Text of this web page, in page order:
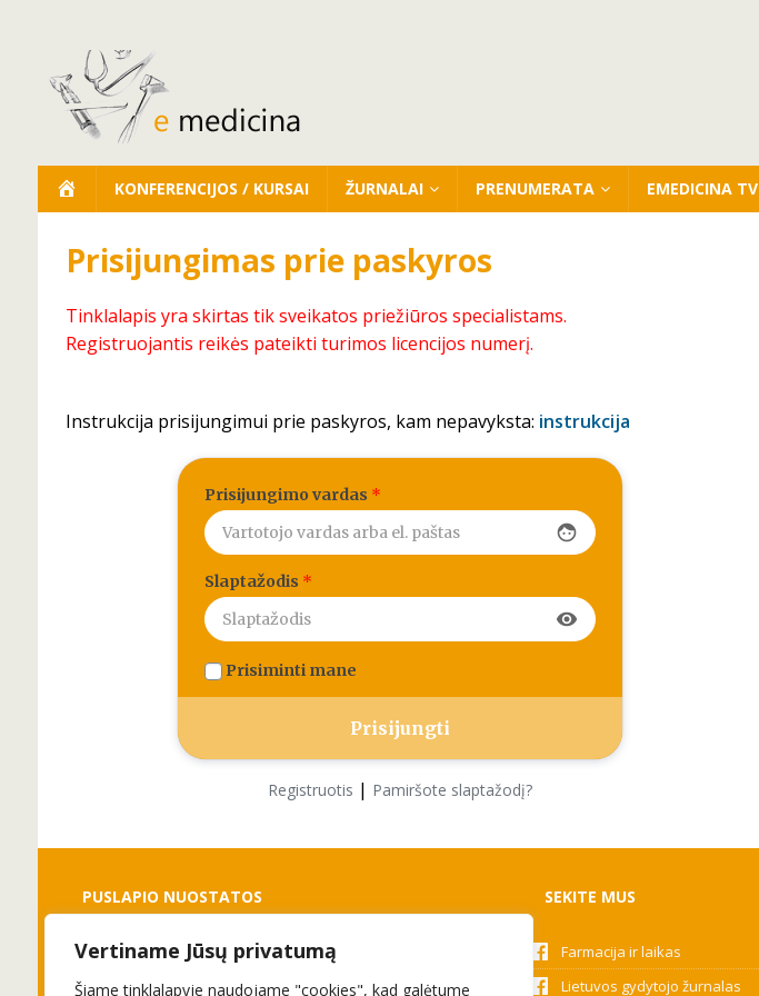
Vertiname Jūsų privatumą
Šiame tinklalapyje naudojame "cookies", kad galėtume
KONFERENCIJOS / KURSAI ŽURNALAI PRENUMERATA EMEDICINA TV
Prisijungimas prie paskyros
Tinklalapis yra skirtas tik sveikatos priežiūros specialistams.
Registruojantis reikės pateikti turimos licencijos numerį.
Instrukcija prisijungimui prie paskyros, kam nepavyksta: instrukcija
Prisijungimo vardas *
face
Slaptažodis *
visibility
Prisiminti mane
Registruotis | Pamiršote slaptažodį?
PUSLAPIO NUOSTATOS
Slapukai
Privatumo politika
SEKITE MUS
Farmacija ir laikas
Lietuvos gydytojo žurnalas